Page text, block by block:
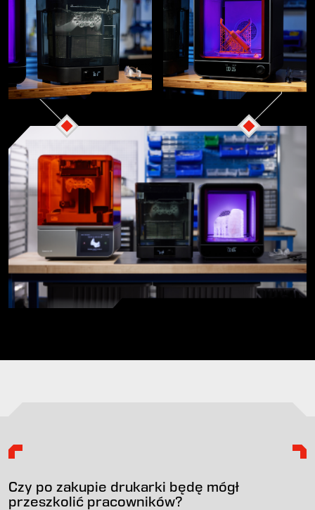
Czy po zakupie drukarki będę mógł
przeszkolić pracowników?